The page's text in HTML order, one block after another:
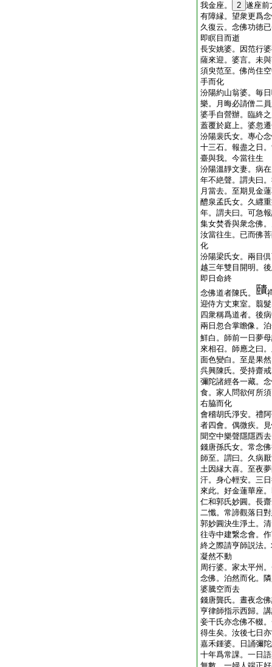
我金座。
2 遂座前
有障縁。望衆更爲
久復云。念佛功徳
即瞑目而逝
長安姚婆。因范行
薩來迎。婆言。未
須臾范至。佛尚住
手而化
汾陽約山翁婆。毎
樂。月晦必請僧二
婆手自營辦。臨終
蓋覆於庭上。婆忽
汾陽裴氏女。專心
十三石。報盡之日
臺與我。今當往生
汾陽溫靜文妻。病
年不絶聲。謂夫曰
月當去。至期見金
醴泉孟氏女。久纒
年。謂夫曰。可急
集女焚香與衆念佛
汝當往生。已而佛
化
汾陽梁氏女。兩目
越三年雙目開明。
即日命終
念佛道者陳氏。
迎侍方丈東室。翦
四衆稱爲道者。後
兩日忽合掌瞻像。
鮮白。師前一日夢
來相召。師應之曰
面色變白。至是果然
呉興陳氏。受持齋
彌陀諸經各一藏。
食。家人問欲何所
右脇而化
會稽胡氏淨安。禮
者四會。偶微疾。
聞空中樂聲隱隱西去
錢唐孫氏女。常念
師至。謂曰。久病
土因縁大喜。至夜
汗。身心輕安。三
來此。好金蓮華座
仁和郭氏妙圓。長
二懺。常諦觀落日
郭妙圓決生淨土。
往寺中建繋念會。
終之際請亨師説法
凝然不動
周行婆。家太平州
念佛。泊然而化。
婆騰空而去
錢唐龔氏。晝夜念
亨律師指示西歸。
妾干氏亦念佛不輟
得生矣。汝後七日
嘉禾鍾婆。日誦彌
十年爲常課。一日